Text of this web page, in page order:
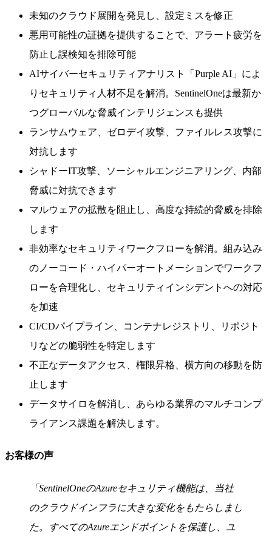
未知のクラウド展開を発見し、設定ミスを修正
悪用可能性の証拠を提供することで、アラート疲労を
防止し誤検知を排除可能
AIサイバーセキュリティアナリスト「Purple AI」によ
りセキュリティ人材不足を解消。SentinelOneは最新か
つグローバルな脅威インテリジェンスも提供
ランサムウェア、ゼロデイ攻撃、ファイルレス攻撃に
対抗します
シャドーIT攻撃、ソーシャルエンジニアリング、内部
脅威に対抗できます
マルウェアの拡散を阻止し、高度な持続的脅威を排除
します
非効率なセキュリティワークフローを解消。組み込み
のノーコード・ハイパーオートメーションでワークフ
ローを合理化し、セキュリティインシデントへの対応
を加速
CI/CDパイプライン、コンテナレジストリ、リポジト
リなどの脆弱性を特定します
不正なデータアクセス、権限昇格、横方向の移動を防
止します
データサイロを解消し、あらゆる業界のマルチコンプ
ライアンス課題を解決します。
お客様の声
「SentinelOneのAzureセキュリティ機能は、当社
のクラウドインフラに大きな変化をもたらしまし
た。すべてのAzureエンドポイントを保護し、ユ